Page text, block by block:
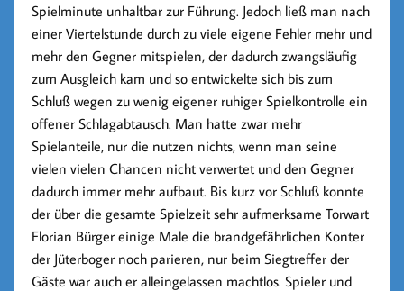
Spielminute unhaltbar zur Führung. Jedoch ließ man nach
einer Viertelstunde durch zu viele eigene Fehler mehr und
mehr den Gegner mitspielen, der dadurch zwangsläufig
zum Ausgleich kam und so entwickelte sich bis zum
Schluß wegen zu wenig eigener ruhiger Spielkontrolle ein
offener Schlagabtausch. Man hatte zwar mehr
Spielanteile, nur die nutzen nichts, wenn man seine
vielen vielen Chancen nicht verwertet und den Gegner
dadurch immer mehr aufbaut. Bis kurz vor Schluß konnte
der über die gesamte Spielzeit sehr aufmerksame Torwart
Florian Bürger einige Male die brandgefährlichen Konter
der Jüterboger noch parieren, nur beim Siegtreffer der
Gäste war auch er alleingelassen machtlos. Spieler und